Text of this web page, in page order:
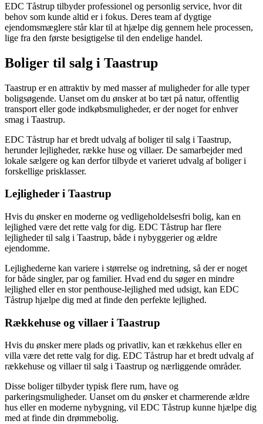
EDC Tåstrup tilbyder professionel og personlig service, hvor dit
behov som kunde altid er i fokus. Deres team af dygtige
ejendomsmæglere står klar til at hjælpe dig gennem hele processen,
lige fra den første besigtigelse til den endelige handel.
Boliger til salg i Taastrup
Taastrup er en attraktiv by med masser af muligheder for alle typer
boligsøgende. Uanset om du ønsker at bo tæt på natur, offentlig
transport eller gode indkøbsmuligheder, er der noget for enhver
smag i Taastrup.
EDC Tåstrup har et bredt udvalg af boliger til salg i Taastrup,
herunder lejligheder, række huse og villaer. De samarbejder med
lokale sælgere og kan derfor tilbyde et varieret udvalg af boliger i
forskellige prisklasser.
Lejligheder i Taastrup
Hvis du ønsker en moderne og vedligeholdelsesfri bolig, kan en
lejlighed være det rette valg for dig. EDC Tåstrup har flere
lejligheder til salg i Taastrup, både i nybyggerier og ældre
ejendomme.
Lejlighederne kan variere i størrelse og indretning, så der er noget
for både singler, par og familier. Hvad end du søger en mindre
lejlighed eller en stor penthouse-lejlighed med udsigt, kan EDC
Tåstrup hjælpe dig med at finde den perfekte lejlighed.
Rækkehuse og villaer i Taastrup
Hvis du ønsker mere plads og privatliv, kan et rækkehus eller en
villa være det rette valg for dig. EDC Tåstrup har et bredt udvalg af
rækkehuse og villaer til salg i Taastrup og nærliggende områder.
Disse boliger tilbyder typisk flere rum, have og
parkeringsmuligheder. Uanset om du ønsker et charmerende ældre
hus eller en moderne nybygning, vil EDC Tåstrup kunne hjælpe dig
med at finde din drømmebolig.